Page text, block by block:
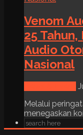
Venom
25
Audio
Nasional
Melalui
menegaskan